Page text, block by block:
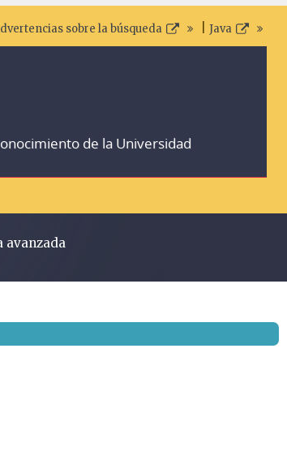
sobre la búsqueda Java
de la Universidad
avanzada